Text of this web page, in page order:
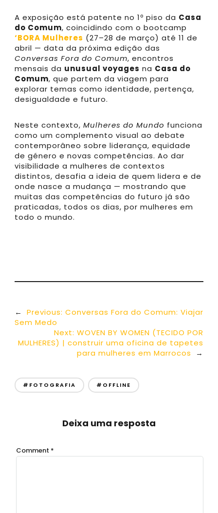
A exposição está patente no 1º piso da Casa
do Comum, coincidindo com o bootcamp
‘BORA Mulheres (27–28 de março) até 11 de
abril — data da próxima edição das
Conversas Fora do Comum, encontros
mensais da unusual voyages na Casa do
Comum, que partem da viagem para
explorar temas como identidade, pertença,
desigualdade e futuro.
Neste contexto, Mulheres do Mundo funciona
como um complemento visual ao debate
contemporâneo sobre liderança, equidade
de género e novas competências. Ao dar
visibilidade a mulheres de contextos
distintos, desafia a ideia de quem lidera e de
onde nasce a mudança — mostrando que
muitas das competências do futuro já são
praticadas, todos os dias, por mulheres em
todo o mundo.
← Previous: Conversas Fora do Comum: Viajar
Sem Medo
Next: WOVEN BY WOMEN (TECIDO POR
MULHERES) | construir uma oficina de tapetes
para mulheres em Marrocos
→
#FOTOGRAFIA #OFFLINE
Deixa uma resposta
Comment *